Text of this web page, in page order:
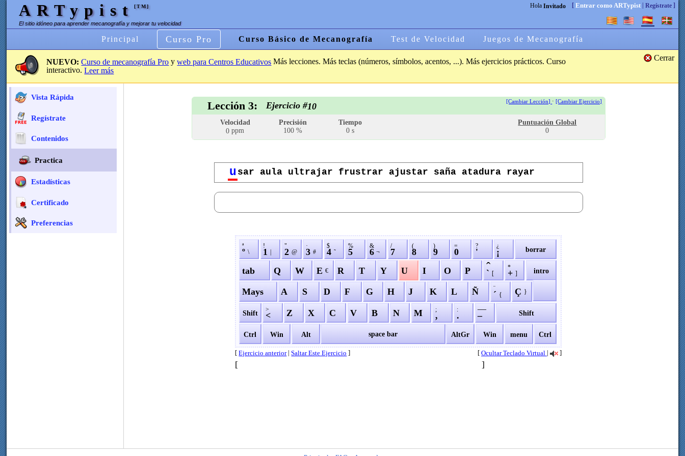
ARTypist[TM]
El sitio idóneo para aprender mecanografía y mejorar tu velocidad
Hola Invitado [ Entrar como ARTypist| Regístrate]
Principal Curso Pro Curso Básico de Mecanografía Test de Velocidad Juegos de Mecanografía
Cerrar
NUEVO: Curso de mecanografía Pro yweb para Centros Educativos Más lecciones. Más teclas (números, símbolos, acentos, ...). Más ejercicios prácticos. Curso
interactivo.Leer más
Vista Rápida
Regístrate
Contenidos
Practica
Estadísticas
Certificado
Preferencias
Lección 3: Ejercicio #10 [Cambiar Lección] ·[Cambiar Ejercicio]
Velocidad
0 ppm
Precisión
100 %
Tiempo
0 s
Puntuación Global
0
u sar aula ultrajar frustrar ajustar saña atadura rayar
ª
º \
!
1
"
2 @
·
3 #
$
4 ˜
%
5
&
6 ¬
/
7
(
8
)
9
=
0
?
'
¿
¡ borrar
tab Q W E € R T Y U I O P ˆ
` [
*
+ ] intro
Mays A S D F G H J K L Ñ ¨
´ { Ç }
Shift >
< Z X C V B N M ;
,
:
.
—
– Shift
Ctrl Win Alt space bar AltGr Win menu Ctrl
[Ejercicio anterior|Saltar Este Ejercicio ] [Ocultar Teclado Virtual | ]
[ ]